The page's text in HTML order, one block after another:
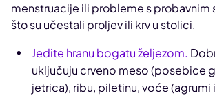
menstruacije ili probleme s probavnim
što su učestali proljev ili krv u stolici.
Jedite hranu bogatu željezom.
uključuju crveno meso (posebice
jetrica), ribu, piletinu, voće (agrumi